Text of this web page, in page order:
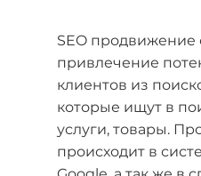
SEO продвижение
привлечение
клиентов из
которые ищут в
услуги, товары.
происходит в